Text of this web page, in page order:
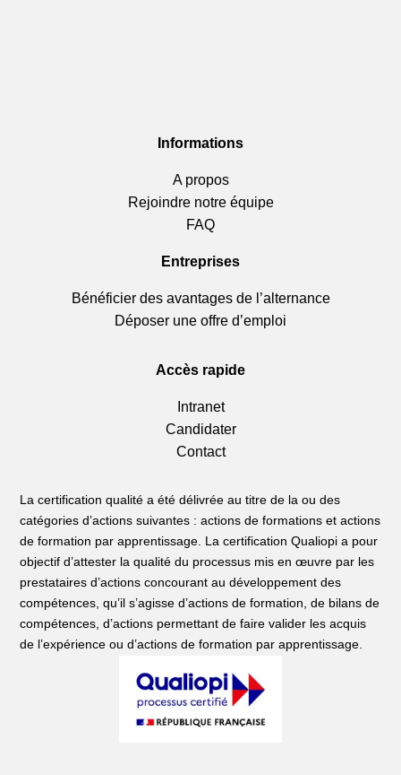
Informations
A propos
Rejoindre notre équipe
FAQ
Entreprises
Bénéficier des avantages de l’alternance
Déposer une offre d’emploi
Accès rapide
Intranet
Candidater
Contact
La certification qualité a été délivrée au titre de la ou des
catégories d’actions suivantes : actions de formations et actions
de formation par apprentissage. La certification Qualiopi a pour
objectif d’attester la qualité du processus mis en œuvre par les
prestataires d’actions concourant au développement des
compétences, qu’il s’agisse d’actions de formation, de bilans de
compétences, d’actions permettant de faire valider les acquis
de l’expérience ou d’actions de formation par apprentissage.